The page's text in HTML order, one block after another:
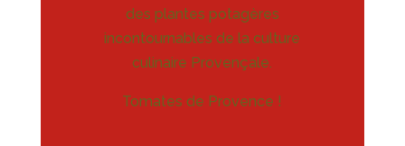
des plantes potagères
incontournables de la culture
culinaire Provençale.
Tomates de Provence !